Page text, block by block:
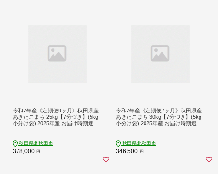
令和7年産《定期便9ヶ月》秋田県産
あきたこまち 25kg【7分づき】(5kg
小分け袋) 2025年産 お届け時期選べ
あきたこまち 米どころ 東北 北秋田
市 定期便 毎月お届け]
秋田県北秋田市
378,000 円
令和7年産《定期便7ヶ月》秋田県産
あきたこまち 30kg【7分づき】(5kg
小分け袋) 2025年産 お届け時期選べ
あきたこまち 米どころ 東北 北秋田
市 定期便 毎月お届け]
秋田県北秋田市
346,500 円